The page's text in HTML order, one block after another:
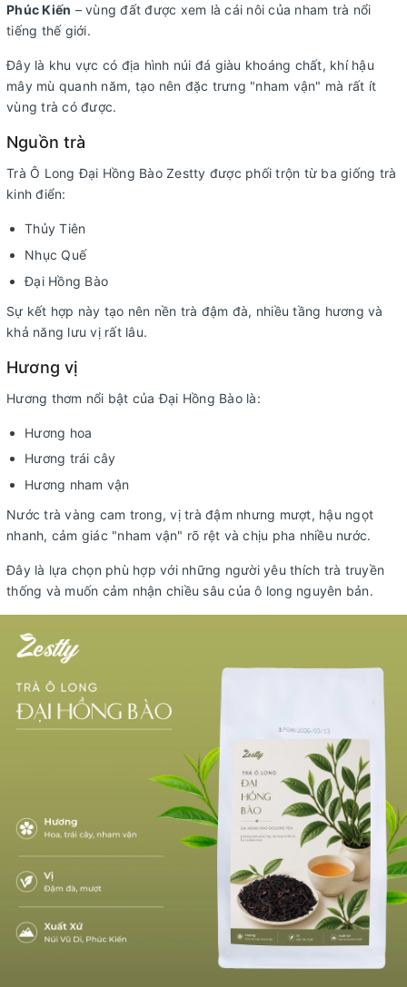
Phúc Kiến – vùng đất được xem là cái nôi của nham trà nổi
tiếng thế giới.
Đây là khu vực có địa hình núi đá giàu khoáng chất, khí hậu
mây mù quanh năm, tạo nên đặc trưng "nham vận" mà rất ít
vùng trà có được.
Nguồn trà
Trà Ô Long Đại Hồng Bào Zestty được phối trộn từ ba giống trà
kinh điển:
Thủy Tiên
Nhục Quế
Đại Hồng Bào
Sự kết hợp này tạo nên nền trà đậm đà, nhiều tầng hương và
khả năng lưu vị rất lâu.
Hương vị
Hương thơm nổi bật của Đại Hồng Bào là:
Hương hoa
Hương trái cây
Hương nham vận
Nước trà vàng cam trong, vị trà đậm nhưng mượt, hậu ngọt
nhanh, cảm giác "nham vận" rõ rệt và chịu pha nhiều nước.
Đây là lựa chọn phù hợp với những người yêu thích trà truyền
thống và muốn cảm nhận chiều sâu của ô long nguyên bản.